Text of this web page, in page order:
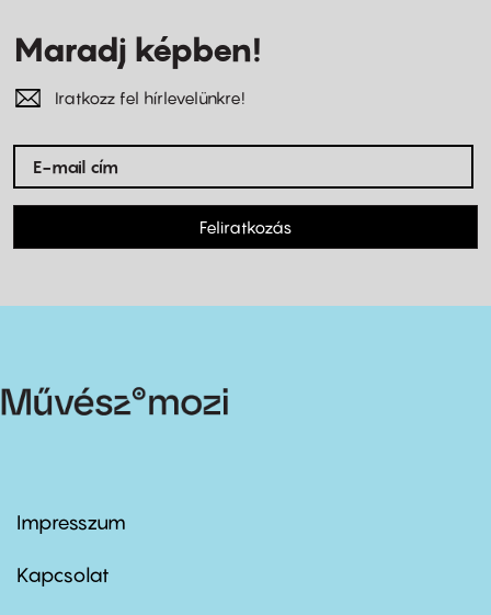
Maradj képben!
Iratkozz fel hírlevelünkre!
Feliratkozás
Footer
first
Impresszum
Kapcsolat